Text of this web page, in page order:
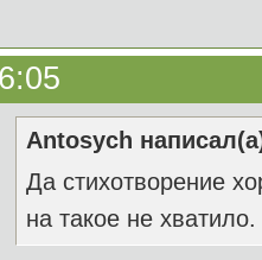
Antosych
Да стихотворение
на такое не хватило.